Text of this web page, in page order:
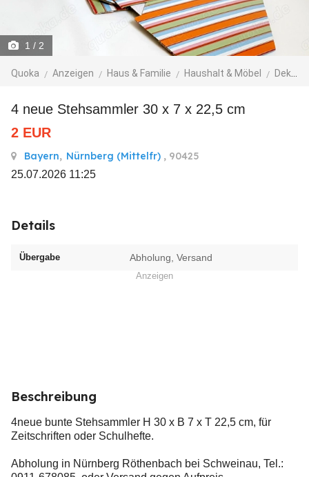
1 / 2
Quoka Anzeigen Haus & Familie Haushalt & Möbel Dekoartikel
4 neue Stehsammler 30 x 7 x 22,5 cm
2 EUR
Bayern, Nürnberg (Mittelfr) , 90425
25.07.2026 11:25
Details
Übergabe Abholung, Versand
Anzeigen
Beschreibung
4neue bunte Stehsammler H 30 x B 7 x T 22,5 cm, für
Zeitschriften oder Schulhefte.
Abholung in Nürnberg Röthenbach bei Schweinau, Tel.: